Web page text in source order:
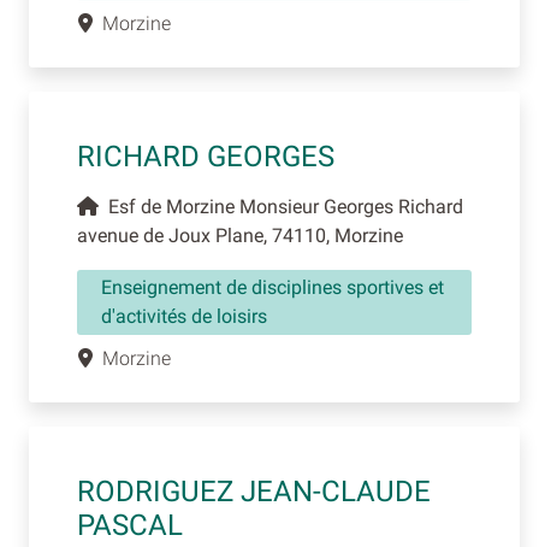
Morzine
RICHARD GEORGES
Esf de Morzine Monsieur Georges Richard
avenue de Joux Plane, 74110, Morzine
Enseignement de disciplines sportives et
d'activités de loisirs
Morzine
RODRIGUEZ JEAN-CLAUDE
PASCAL